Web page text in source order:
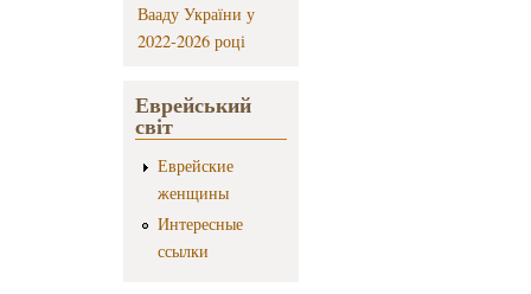
Вааду України у
2022-2026 році
Еврейський
світ
Еврейские
женщины
Интересные
ссылки